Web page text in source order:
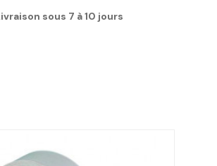
sous 7 à 10 jours